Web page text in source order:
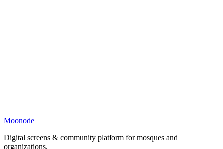
Moonode
Digital screens & community platform for mosques and
organizations.